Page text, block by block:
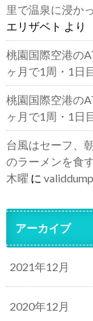
里で温泉に浸か
エリザベト より
桃園国際空港の
ヶ月で1周・1日
桃園国際空港の
ヶ月で1周・1日
台風はセーフ、
のラーメンを食
木曜 に
アーカイブ
2021年12月
2020年12月